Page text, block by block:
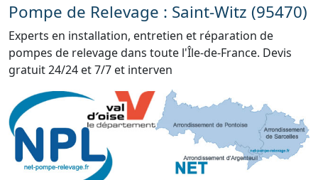
Pompe de Relevage : Saint-Witz (95470)
Experts en installation, entretien et réparation de
pompes de relevage dans toute l'Île-de-France. Devis
gratuit 24/24 et 7/7 et interven